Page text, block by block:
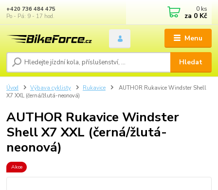
Menu
Hledat
+420 736 484 475
Po - Pá: 9 - 17 hod.
0 ks
za 0 Kč
Úvod Výbava cyklisty Rukavice
AUTHOR Rukavice Windster Shell
X7 XXL (černá/žlutá-neonová)
AUTHOR Rukavice Windster
Shell X7 XXL (černá/žlutá-
neonová)
Akce